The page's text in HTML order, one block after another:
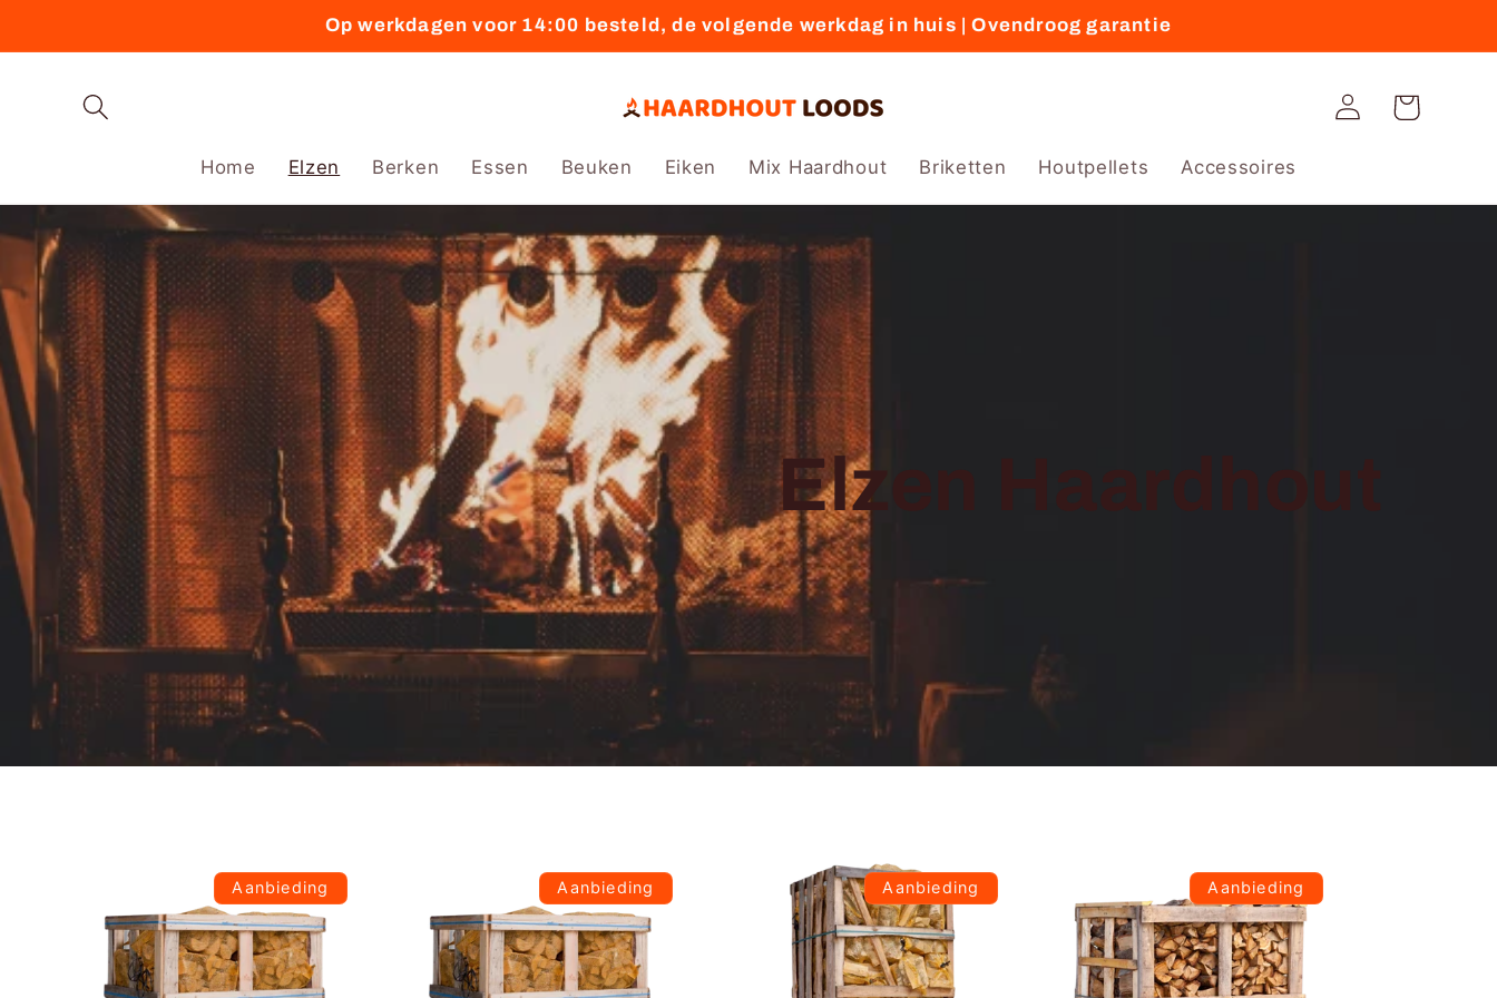
content
Op werkdagen voor 14:00 besteld, de volgende werkdag in huis | Ovendroog garantie
Home Elzen Berken Essen Beuken Eiken Mix Haardhout Briketten Houtpellets Accessoires
Inloggen
Winkelwagen
Elzen Haardhout
Aanbieding Aanbieding Aanbieding Aanbieding